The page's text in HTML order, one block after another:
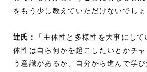
をもう少し教えていただけないでしょ
辻氏：
「主体性と多様性を大事にし
体性は自ら何かを起こしたいとかチ
う意識があるか、自分から進んで学